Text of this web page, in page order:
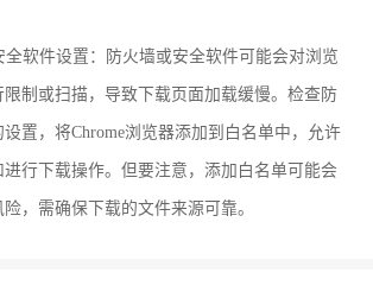
全软件设置：防火墙或安全软件可能会对浏览
制或扫描，导致下载页面加载缓慢。检查防
置，将Chrome浏览器添加到白名单中，允许
行下载操作。但要注意，添加白名单可能会
，需确保下载的文件来源可靠。